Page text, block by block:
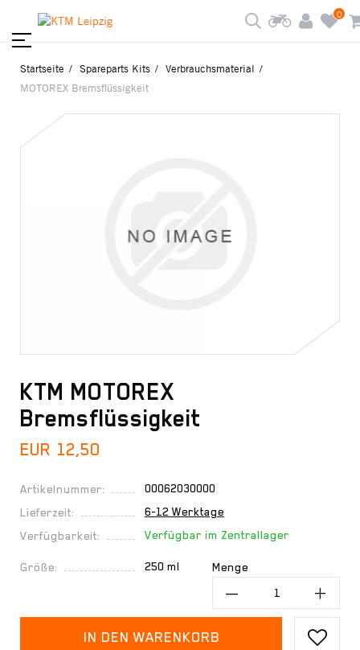
0
Startseite Spareparts Kits
Verbrauchsmaterial
MOTOREX Bremsflüssigkeit
KTM MOTOREX
Bremsflüssigkeit
EUR 12,50
Artikelnummer:
00062030000
Lieferzeit:
6-12 Werktage
Verfügbarkeit:
Verfügbar im Zentrallager
Größe: 250 ml Menge
IN DEN WARENKORB